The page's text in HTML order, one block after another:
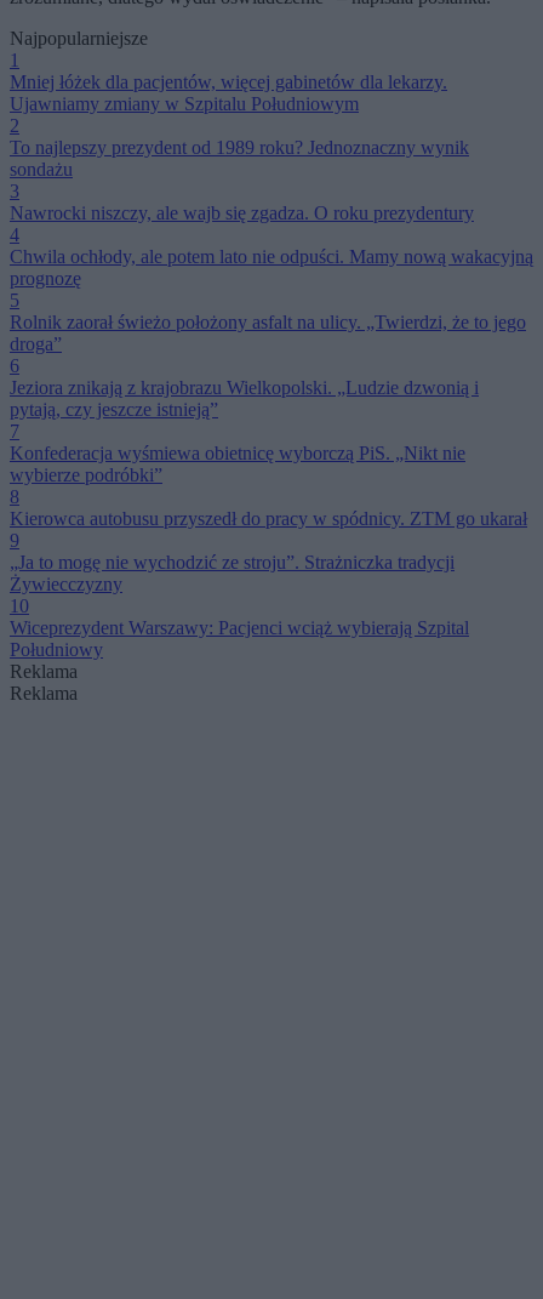
Najpopularniejsze
1
Mniej łóżek dla pacjentów, więcej gabinetów dla lekarzy.
Ujawniamy zmiany w Szpitalu Południowym
2
To najlepszy prezydent od 1989 roku? Jednoznaczny wynik
sondażu
3
Nawrocki niszczy, ale wajb się zgadza. O roku prezydentury
4
Chwila ochłody, ale potem lato nie odpuści. Mamy nową wakacyjną
prognozę
5
Rolnik zaorał świeżo położony asfalt na ulicy. „Twierdzi, że to jego
droga”
6
Jeziora znikają z krajobrazu Wielkopolski. „Ludzie dzwonią i
pytają, czy jeszcze istnieją”
7
Konfederacja wyśmiewa obietnicę wyborczą PiS. „Nikt nie
wybierze podróbki”
8
Kierowca autobusu przyszedł do pracy w spódnicy. ZTM go ukarał
9
„Ja to mogę nie wychodzić ze stroju”. Strażniczka tradycji
Żywiecczyzny
10
Wiceprezydent Warszawy: Pacjenci wciąż wybierają Szpital
Południowy
Reklama
Reklama